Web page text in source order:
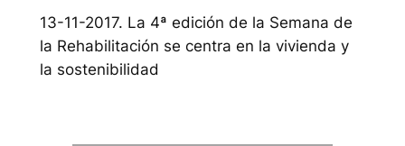
13-11-2017. La 4ª edición de la Semana de
la Rehabilitación se centra en la vivienda y
la sostenibilidad